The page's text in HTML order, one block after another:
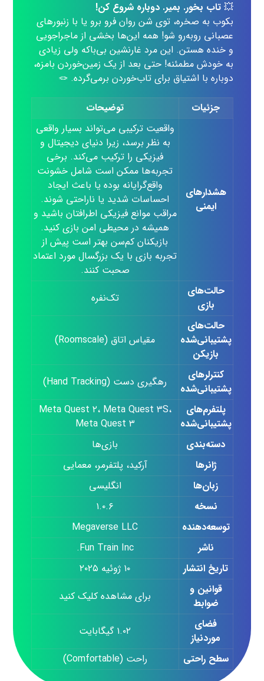
💥تاب بخور. بمیر. دوباره شروع کن!
بکوب به صخره، توی شن روان فرو برو یا با زنبورهای
عصبانی روبه‌رو شو! همه این‌ها بخشی از ماجراجویی
و خنده هستن. این مرد غارنشین بی‌باکه ولی زیادی
به خودش مطمئنه! حتی بعد از یک زمین‌خوردن بامزه،
دوباره با اشتیاق برای تاب‌خوردن برمی‌گرده. 🪢
جزئیات
توضیحات
هشدارهای
ایمنی
واقعیت ترکیبی می‌تواند بسیار واقعی
به نظر برسد، زیرا دنیای دیجیتال و
فیزیکی را ترکیب می‌کند. برخی
تجربه‌ها ممکن است شامل خشونت
واقع‌گرایانه بوده یا باعث ایجاد
احساسات شدید یا ناراحتی شوند.
مراقب موانع فیزیکی اطرافتان باشید و
همیشه در محیطی امن بازی کنید.
بازیکنان کم‌سن بهتر است پیش از
تجربه بازی با یک بزرگسال مورد اعتماد
صحبت کنند.
حالت‌های
بازی
تک‌نفره
حالت‌های
پشتیبانی‌شده
بازیکن
مقیاس اتاق (Roomscale)
کنترلرهای
پشتیبانی‌شده
رهگیری دست (Hand Tracking)
پلتفرم‌های
پشتیبانی‌شده
Meta Quest ۲، Meta Quest ۳S،
Meta Quest ۳
دسته‌بندی
بازی‌ها
ژانرها
آرکید، پلتفرمر، معمایی
زبان‌ها
انگلیسی
نسخه
۱.۰.۶
توسعه‌دهنده
Megaverse LLC
ناشر
Fun Train Inc.
تاریخ انتشار
۱۰ ژوئیه ۲۰۲۵
قوانین و
ضوابط
برای مشاهده کلیک کنید
فضای
موردنیاز
۱.۰۲ گیگابایت
سطح راحتی
راحت (Comfortable)